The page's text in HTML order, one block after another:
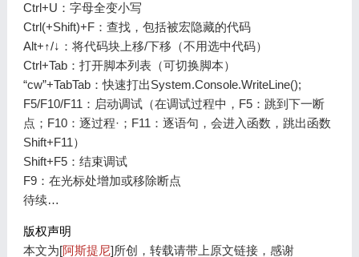
Ctrl+U：字母全变小写
Ctrl(+Shift)+F：查找，包括被宏隐藏的代码
Alt+↑/↓：将代码块上移/下移（不用选中代码）
Ctrl+Tab：打开脚本列表（可切换脚本）
“cw”+TabTab：快速打出System.Console.WriteLine();
F5/F10/F11：启动调试（在调试过程中，F5：跳到下一断
点；F10：逐过程·；F11：逐语句，会进入函数，跳出函数
Shift+F11）
Shift+F5：结束调试
F9：在光标处增加或移除断点
待续…
版权声明
本文为[阿斯提尼]所创，转载请带上原文链接，感谢